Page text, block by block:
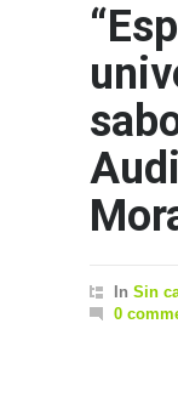
In Sin
0